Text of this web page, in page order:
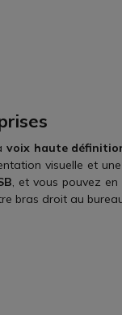
voix haute
visuelle et
, et vous pouvez
bras droit au